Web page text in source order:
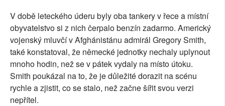
V době leteckého úderu byly oba tankery v řece a místní
obyvatelstvo si z nich čerpalo benzín zadarmo. Americký
vojenský mluvčí v Afghánistánu admirál Gregory Smith,
také konstatoval, že německé jednotky nechaly uplynout
mnoho hodin, než se v pátek vydaly na místo útoku.
Smith poukázal na to, že je důležité dorazit na scénu
rychle a zjistit, co se stalo, než začne šířit svou verzi
nepřítel.